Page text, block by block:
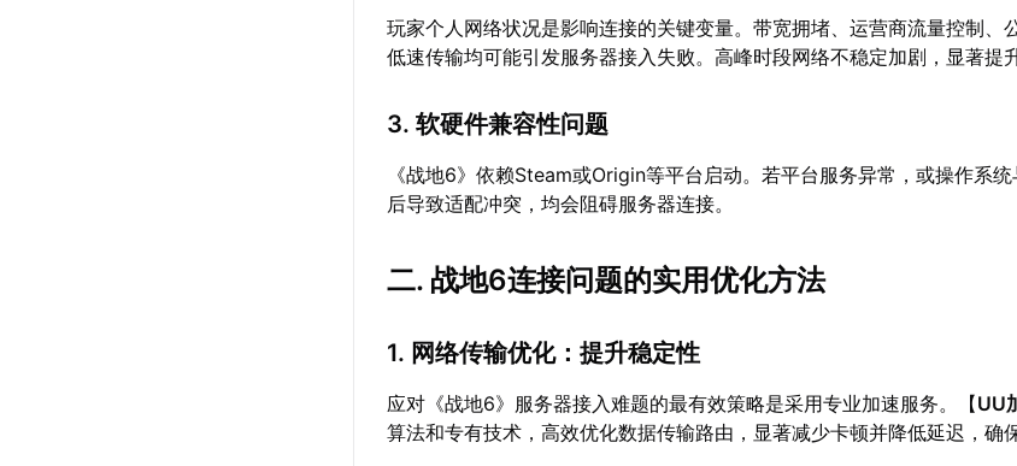
玩家个人网络状况是影响连接的关键变量。带宽拥堵、运营商流量控制、
低速传输均可能引发服务器接入失败。高峰时段网络不稳定加剧，显著提
3. 软硬件兼容性问题
《战地6》依赖Steam或Origin等平台启动。若平台服务异常，或操作系
后导致适配冲突，均会阻碍服务器连接。
二. 战地6连接问题的实用优化方法
1. 网络传输优化：提升稳定性
应对《战地6》服务器接入难题的最有效策略是采用专业加速服务。【UU
算法和专有技术，高效优化数据传输路由，显著减少卡顿并降低延迟，确